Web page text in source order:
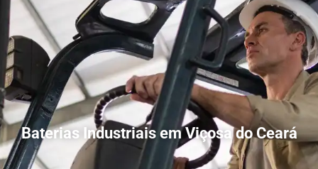
Baterias Industriais em Viçosa do Ceará